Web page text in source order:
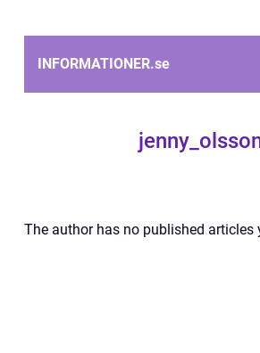
INFORMATIONER.se
The author has no published articles